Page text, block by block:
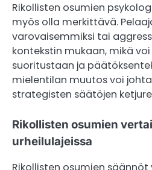
Rikollisten osumien
myös olla merkittävä.
varovaisemmiksi tai
kontekstin mukaan, mikä
suoritustaan ja
mielentilan muutos voi
strategisten säätöjen
Rikollisten osumien
urheilulajeissa
Rikollisten osumien